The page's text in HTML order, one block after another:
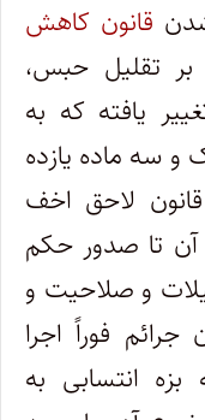
قانون کاهش
بر تقلیل حبس،
یافته که به
و سه ماده یازده
لاحق اخف
تا صدور حکم
و صلاحیت و
فوراً اجرا
انتسابی به